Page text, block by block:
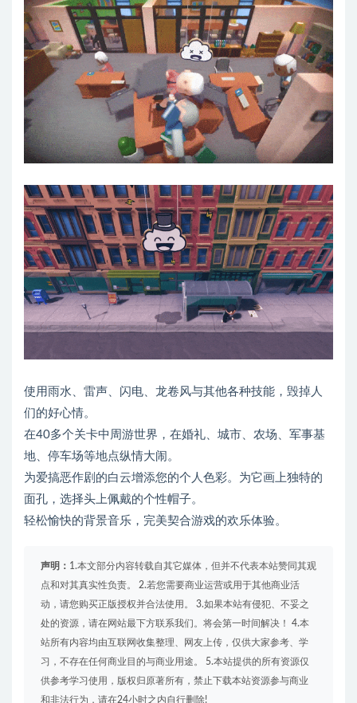
使用雨水、雷声、闪电、龙卷风与其他各种技能，毁掉人
们的好心情。
在40多个关卡中周游世界，在婚礼、城市、农场、军事基
地、停车场等地点纵情大闹。
为爱搞恶作剧的白云增添您的个人色彩。为它画上独特的
面孔，选择头上佩戴的个性帽子。
轻松愉快的背景音乐，完美契合游戏的欢乐体验。
声明： 1.本文部分内容转载自其它媒体，但并不代表本站赞同其观
点和对其真实性负责。 2.若您需要商业运营或用于其他商业活
动，请您购买正版授权并合法使用。 3.如果本站有侵犯、不妥之
处的资源，请在网站最下方联系我们。将会第一时间解决！ 4.本
站所有内容均由互联网收集整理、网友上传，仅供大家参考、学
习，不存在任何商业目的与商业用途。 5.本站提供的所有资源仅
供参考学习使用，版权归原著所有，禁止下载本站资源参与商业
和非法行为，请在24小时之内自行删除!